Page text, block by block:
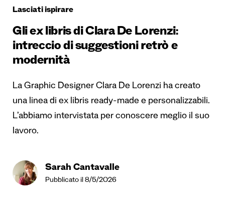
Lasciati ispirare
Gli ex libris di Clara De Lorenzi:
intreccio di suggestioni retrò e
modernità
La Graphic Designer Clara De Lorenzi ha creato
una linea di ex libris ready-made e personalizzabili.
L’abbiamo intervistata per conoscere meglio il suo
lavoro.
Sarah Cantavalle
Pubblicato il 8/5/2026